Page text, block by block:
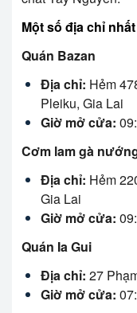
Một số địa chỉ
Quán Bazan
Địa chỉ: Hẻm
Pleiku, Gia Lai
Giờ mở cửa:
Cơm lam gà
Địa chỉ: Hẻm
Gia Lai
Giờ mở cửa:
Quán Ia Gui
Địa chỉ: 27
Giờ mở cửa: